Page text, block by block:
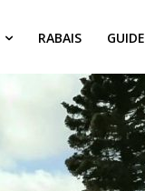
RABAIS GUIDE